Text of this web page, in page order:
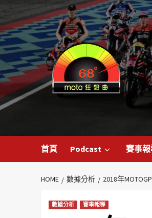
首頁 Podcast 賽事
HOME 數據分析 2018年
數據分析 賽事報導